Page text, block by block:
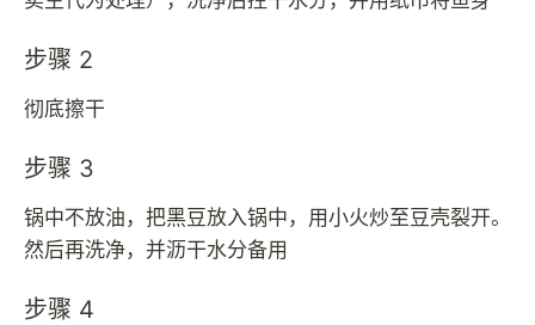
步骤 2
彻底擦干
步骤 3
锅中不放油，把黑豆放入锅中，用小火炒至豆壳裂开。
然后再洗净，并沥干水分备用
步骤 4